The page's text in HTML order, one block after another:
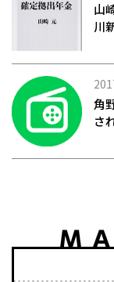
山
川
角
さ